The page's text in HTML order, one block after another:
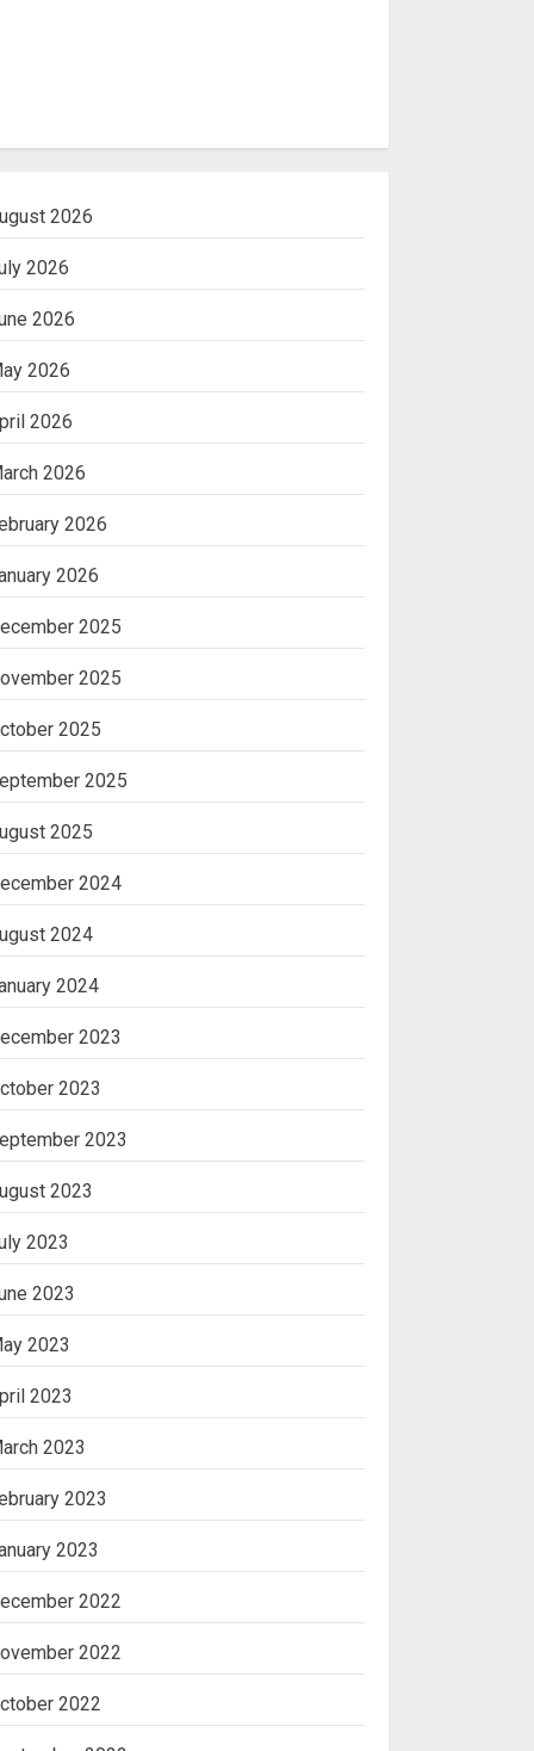
2026
2026
2026
2026
2026
2026
2026
2026
2025
2025
2025
2025
2025
2024
2024
2024
2023
2023
2023
2023
2023
2023
2023
2023
2023
2023
2023
2022
2022
2022